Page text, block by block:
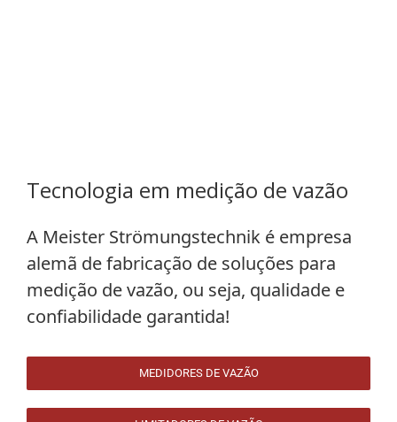
Tecnologia em medição de vazão
A Meister Strömungstechniké empresa
alemã de fabricação de soluções para
medição de vazão, ou seja, qualidade e
confiabilidade garantida!
MEDIDORES DE VAZÃO